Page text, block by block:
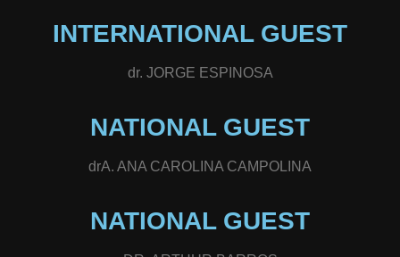
INTERNATIONAL GUEST
dr. JORGE ESPINOSA
NATIONAL GUEST
drA. ANA CAROLINA CAMPOLINA
NATIONAL GUEST